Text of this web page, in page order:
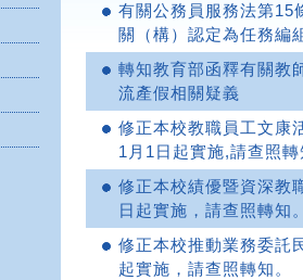
有關公務員服務法第15
關（構）認定為任務編
轉知教育部函釋有關教
流產假相關疑義
修正本校教職員工文康
1月1日起實施,請查照
修正本校績優暨資深教
日起實施，請查照轉知
修正本校推動業務委託
起實施，請查照轉知。